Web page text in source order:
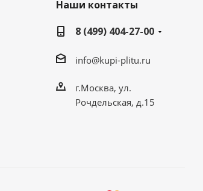
Наши контакты
8 (499) 404-27-00
info@kupi-plitu.ru
г.Москва, ул.
Рочдельская, д.15